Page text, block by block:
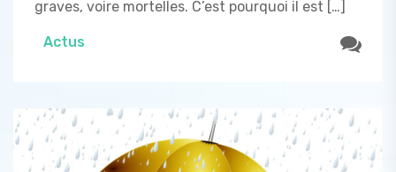
graves, voire mortelles. C’est pourquoi il est […]
Actus